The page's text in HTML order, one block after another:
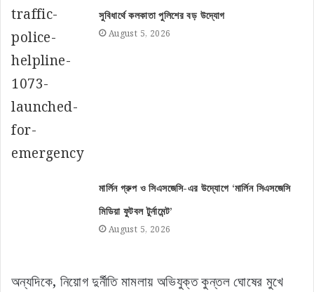
সুবিধার্থে কলকাতা পুলিশের বড় উদ্যোগ
August 5, 2026
মার্লিন গ্রুপ ও সিএসজেসি-এর উদ্যোগে ‘মার্লিন সিএসজেসি
মিডিয়া ফুটবল টুর্নামেন্ট’
August 5, 2026
অন্যদিকে, নিয়োগ দুর্নীতি মামলায় অভিযুক্ত কুন্তল ঘোষের মুখে